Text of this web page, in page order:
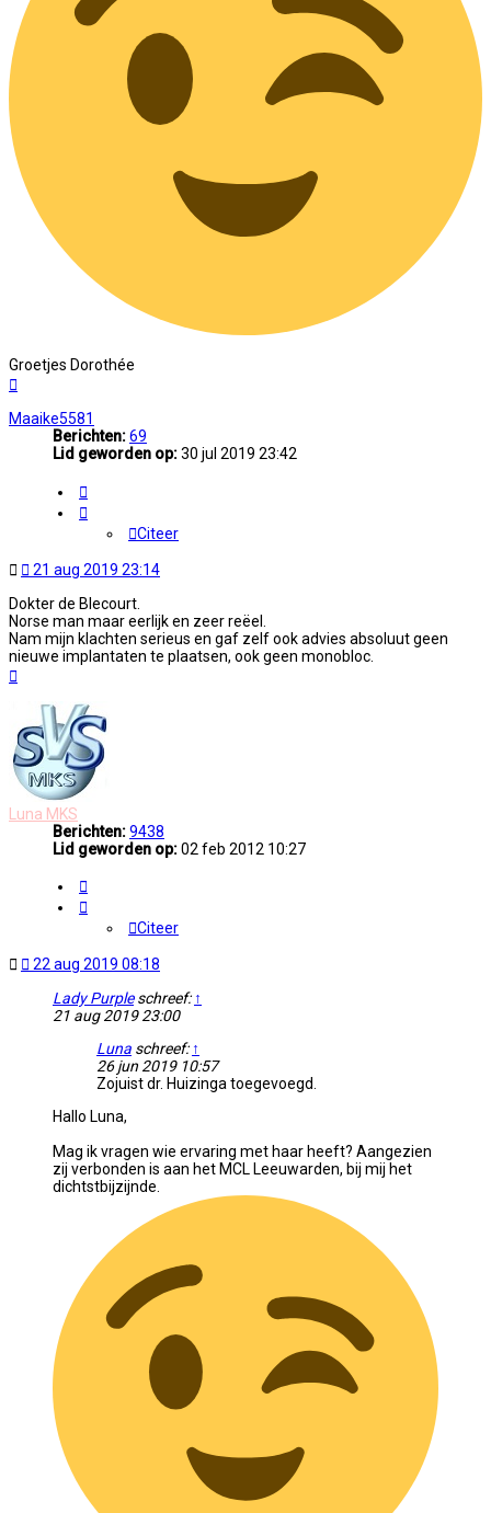
Groetjes Dorothée
Maaike5581
Berichten:69
Lid geworden op:30 jul 2019 23:42
Citeer
Ongelezen
21 aug 2019 23:14
Dokter de Blecourt.
Norse man maar eerlijk en zeer reëel.
Nam mijn klachten serieus en gaf zelf ook advies absoluut geen
nieuwe implantaten te plaatsen, ook geen monobloc.
Luna MKS
Berichten:9438
Lid geworden op:02 feb 2012 10:27
Citeer
Ongelezen
22 aug 2019 08:18
Lady Purpleschreef: ↑
21 aug 2019 23:00
Luna schreef: ↑
26 jun 2019 10:57
Zojuist dr. Huizinga toegevoegd.
Hallo Luna,
Mag ik vragen wie ervaring met haar heeft? Aangezien
zij verbonden is aan het MCL Leeuwarden, bij mij het
dichtstbijzijnde.